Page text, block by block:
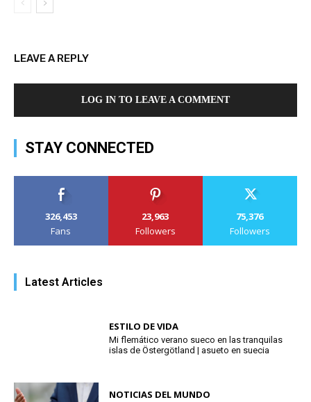
LEAVE A REPLY
LOG IN TO LEAVE A COMMENT
STAY CONNECTED
326,453
Fans
23,963
Followers
75,376
Followers
Latest Articles
ESTILO DE VIDA
Mi flemático verano sueco en las tranquilas
islas de Östergötland | asueto en suecia
NOTICIAS DEL MUNDO